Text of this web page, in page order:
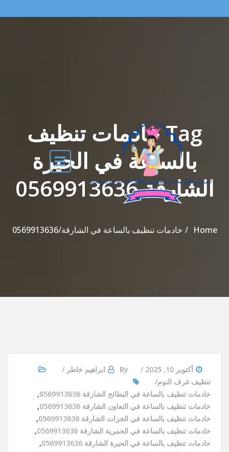
Tag خادمات تنظيف
بالساعة في الحيرة
الشارقة 0569913636
Home خادمات تنظيف بالساعة في الشارقة/0569913636
أكتوبر 10, 2025 By
ابراهيم خاطر
تنظيف غرف النوم
خادمات تنظيف بالساعة في البطائح الشارقة 0569913636
,
خادمات تنظيف بالساعة في التعاون الشارقة 0569913636
,
خادمات تنظيف بالساعة في الجزات الشارقة 0569913636
,
خادمات تنظيف بالساعة في الحمرية الشارقة 0569913636
,
خادمات تنظيف بالساعة في الحيرة الشارقة 0569913636
,